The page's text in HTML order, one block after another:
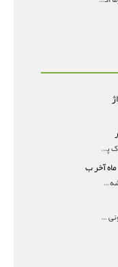
مال من ۱۶۸بود و نینی پسره تو خابم دوبار دیدم ک پسره
آخر ب
سلام مگه مصرف ویتامین دی هرروز توصیه نمیشه؟درمقاله میگه
سلام برای تشخیص دقیق، چه آزمایش‌های هورمونی و چه سونوگر